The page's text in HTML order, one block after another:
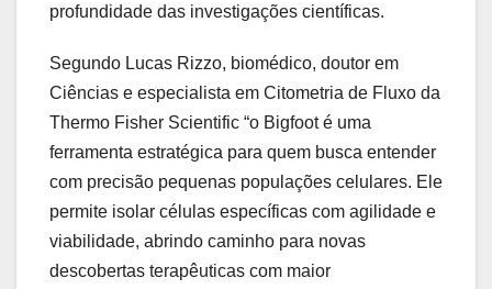
profundidade das investigações científicas.
Segundo Lucas Rizzo, biomédico, doutor em
Ciências e especialista em Citometria de Fluxo da
Thermo Fisher Scientific “o Bigfoot é uma
ferramenta estratégica para quem busca entender
com precisão pequenas populações celulares. Ele
permite isolar células específicas com agilidade e
viabilidade, abrindo caminho para novas
descobertas terapêuticas com maior